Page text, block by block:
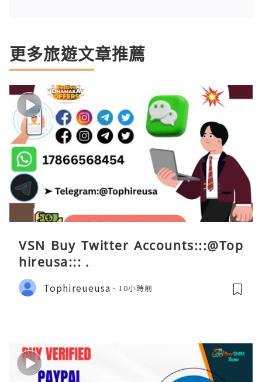
更多旅遊文章推薦
VSN Buy Twitter Accounts:::@Top
hireusa::: .
Tophireueusa 10小時前